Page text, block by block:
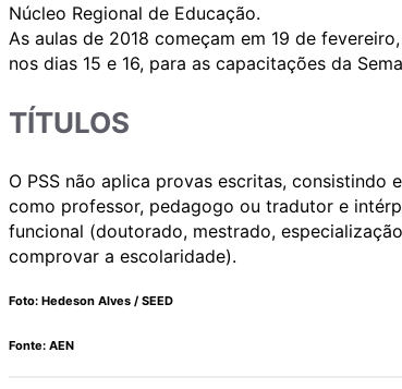
Núcleo Regional de Educação.
As aulas de 2018 começam em 19 de
nos dias 15 e 16, para as capacitações da
TÍTULOS
O PSS não aplica provas escritas,
como professor, pedagogo ou tradutor e
funcional (doutorado, mestrado,
comprovar a escolaridade).
Foto: Hedeson Alves / SEED
Fonte: AEN